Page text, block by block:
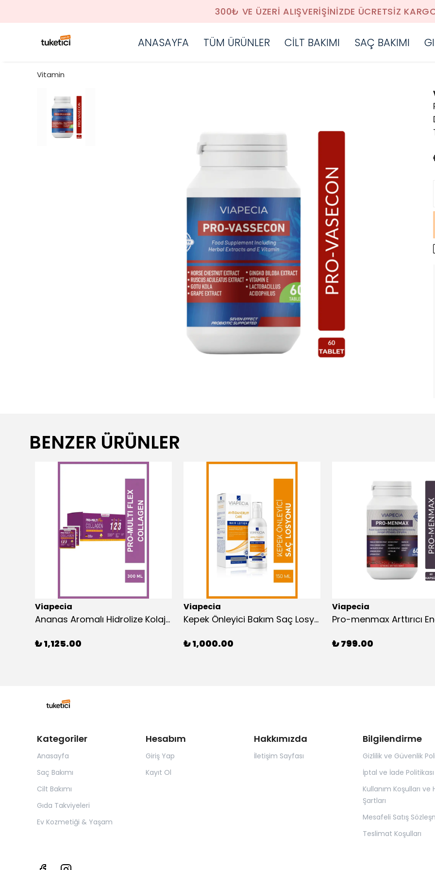
300₺ VE ÜZERİ ALIŞVERİŞİNİZDE ÜCRETSİZ
ANASAYFA TÜM ÜRÜNLER CİLT BAKIMI SAÇ BAKIMI
Vitamin
BENZER ÜRÜNLER
Viapecia
Ananas Aromalı Hidrolize Kolajen Takviyesi - Tip1, Tip2, Tip3 - 300 gr - Cilt ve Saç Destek
₺ 1,125.00
Viapecia
Kepek Önleyici Bakım Saç Losyonu Saç Derisindeki Döküntü Kaşıntı & Sebumunu Engeller 150ml
₺ 1,000.00
Viapecia
₺ 799.00
Kategoriler
Anasayfa
Saç Bakımı
Cilt Bakımı
Gıda Takviyeleri
Ev Kozmetiği & Yaşam
Hesabım
Giriş Yap
Kayıt Ol
Hakkımızda
İletişim Sayfası
Bilgilendirme
Gizlilik ve Güvenlik
İptal ve İade Politikası
Kullanım Koşulları ve
Şartları
Mesafeli Satış
Teslimat Koşulları